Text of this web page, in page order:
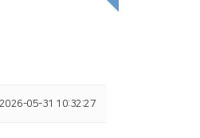
2026-05-31 10:32:27